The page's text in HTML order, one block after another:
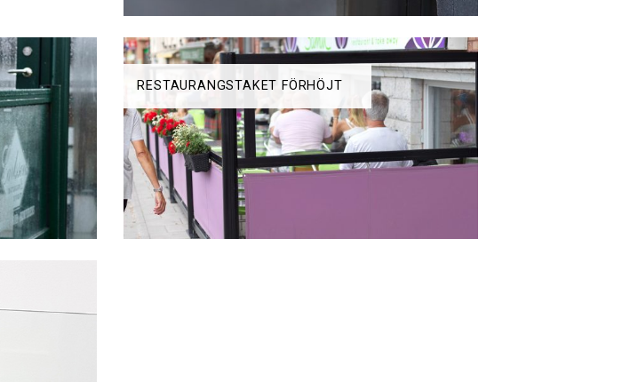
RESTAURANGSTAKET FÖRHÖJT